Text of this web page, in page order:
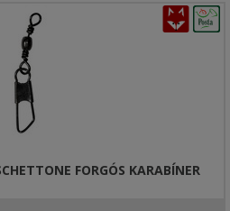
FORGÓS KARABÍNER